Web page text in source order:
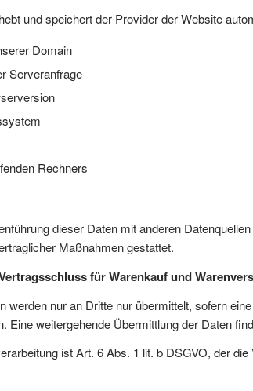
und speichert der Provider der Website
Domain
Serveranfrage
Rechners
dieser Daten mit anderen
Maßnahmen gestattet.
für Warenkauf und
werden nur an Dritte nur übermittelt, sofern
Eine weitergehende Übermittlung der Daten
ist Art. 6 Abs. 1 lit. b DSGVO, der